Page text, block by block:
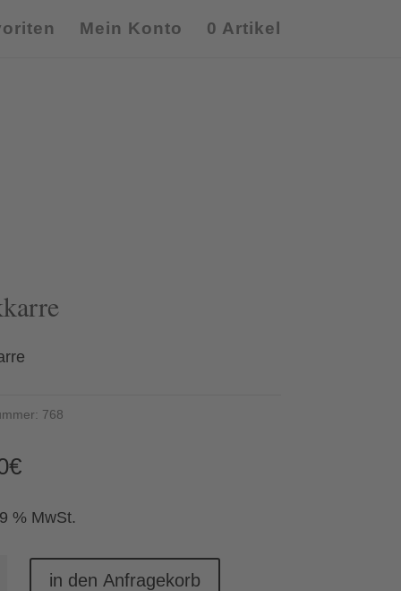
Mein Konto 0 Artikel
768
€
% MwSt.
in den Anfragekorb